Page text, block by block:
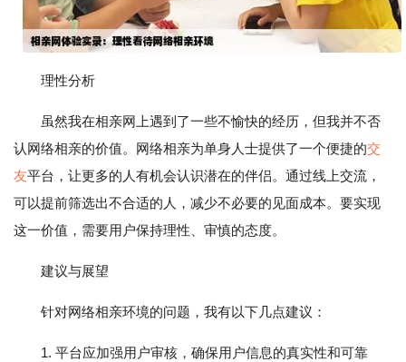
理性分析
虽然我在相亲网上遇到了一些不愉快的经历，但我并不否
认网络相亲的价值。网络相亲为单身人士提供了一个便捷的交
友平台，让更多的人有机会认识潜在的伴侣。通过线上交流，
可以提前筛选出不合适的人，减少不必要的见面成本。要实现
这一价值，需要用户保持理性、审慎的态度。
建议与展望
针对网络相亲环境的问题，我有以下几点建议：
1. 平台应加强用户审核，确保用户信息的真实性和可靠